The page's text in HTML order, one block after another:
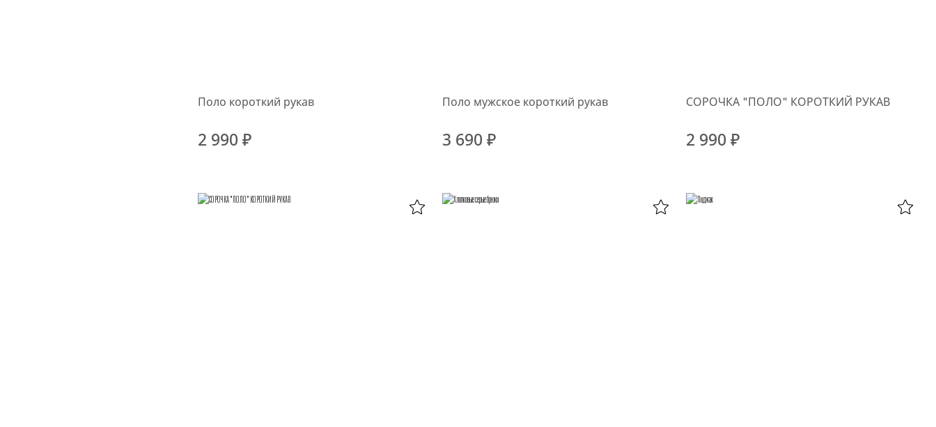
Поло короткий рукав
2 990 ₽
Поло мужское короткий рукав
3 690 ₽
СОРОЧКА "ПОЛО" КОРОТКИЙ РУКАВ
2 990 ₽